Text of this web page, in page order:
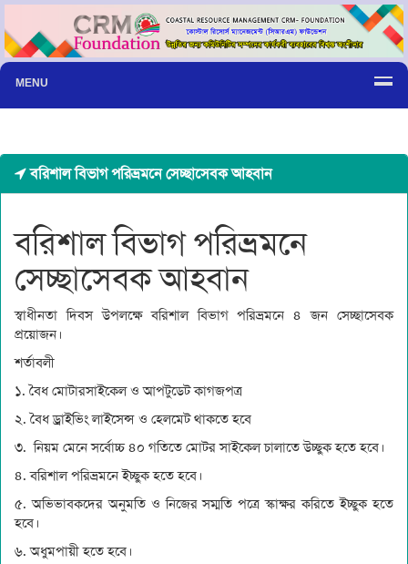
MENU
বরিশাল বিভাগ পরিভ্রমনে সেচ্ছাসেবক আহবান
বরিশাল বিভাগ পরিভ্রমনে
সেচ্ছাসেবক আহবান
স্বাধীনতা দিবস উপলক্ষে বরিশাল বিভাগ পরিভ্রমনে ৪ জন সেচ্ছাসেবক
প্রয়োজন।
শর্তাবলী
১. বৈধ মোটারসাইকেল ও আপটুডেট কাগজপত্র
২. বৈধ ড্রাইভিং লাইসেন্স ও হেলমেট থাকতে হবে
৩. নিয়ম মেনে সর্বোচ্চ ৪০ গতিতে মোটর সাইকেল চালাতে উচ্ছুক হতে হবে।
৪. বরিশাল পরিভ্রমনে ইচ্ছুক হতে হবে।
৫. অভিভাবকদের অনুমতি ও নিজের সম্মতি পত্রে স্কাক্ষর করিতে ইচ্ছুক হতে
হবে।
৬. অধুমপায়ী হতে হবে।